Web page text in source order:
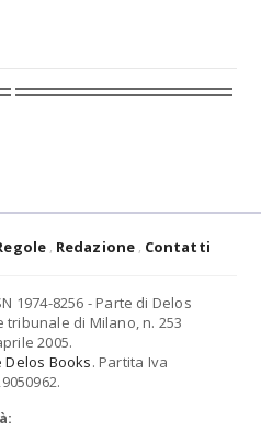
Redazione Contatti
1974-8256 - Parte di Delos
di Milano, n. 253
2005.
Books. Partita Iva